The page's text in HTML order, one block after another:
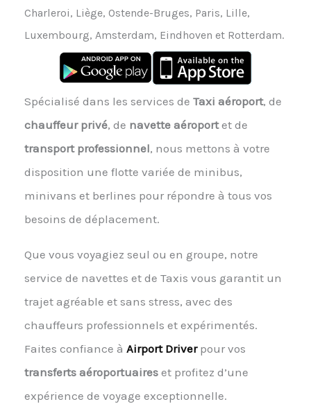
Charleroi, Liège, Ostende-Bruges, Paris, Lille,
Luxembourg, Amsterdam, Eindhoven et Rotterdam.
Spécialisé dans les services de Taxi aéroport, de
chauffeur privé, de navette aéroportet de
transport professionnel, nous mettons à votre
disposition une flotte variée de minibus,
minivans et berlines pour répondre à tous vos
besoins de déplacement.
Que vous voyagiez seul ou en groupe, notre
service de navettes et de Taxis vous garantit un
trajet agréable et sans stress, avec des
chauffeurs professionnels et expérimentés.
Faites confiance à Airport Driver pour vos
transferts aéroportuaireset profitez d’une
expérience de voyage exceptionnelle.